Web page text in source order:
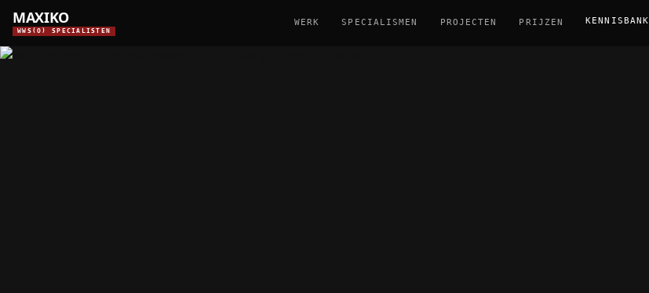
MAXIKO
WWS(O) SPECIALISTEN
WERK SPECIALISMEN PROJECTEN PRIJZEN KENNISBANK